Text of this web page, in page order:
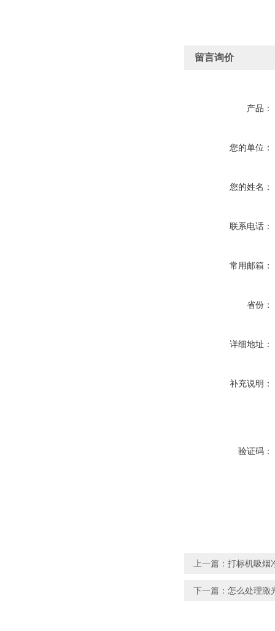
留言询价
产品：
您的单位：
您的姓名：
联系电话：
常用邮箱：
省份：
详细地址：
补充说明：
验证码：
上一篇： 打标机吸烟
下一篇： 怎么处理激